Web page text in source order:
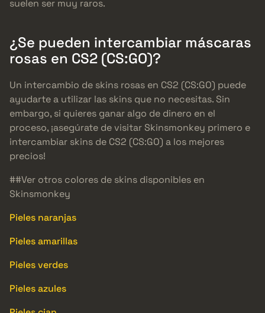
suelen ser muy raros.
¿Se pueden intercambiar máscaras
rosas en CS2 (CS:GO)?
Un intercambio de skins rosas en CS2 (CS:GO) puede
ayudarte a utilizar las skins que no necesitas. Sin
embargo, si quieres ganar algo de dinero en el
proceso, ¡asegúrate de visitar Skinsmonkey primero e
intercambiar skins de CS2 (CS:GO) a los mejores
precios!
##Ver otros colores de skins disponibles en
Skinsmonkey
Pieles naranjas
Pieles amarillas
Pieles verdes
Pieles azules